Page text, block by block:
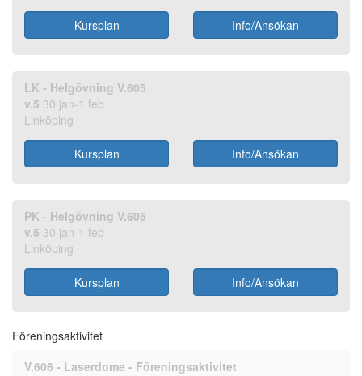
Kursplan Info/Ansökan
LK - Helgövning V.605
v.5 30 jan-1 feb
Linköping
Kursplan Info/Ansökan
PK - Helgövning V.605
v.5 30 jan-1 feb
Linköping
Kursplan Info/Ansökan
Föreningsaktivitet
V.606 - Laserdome - Föreningsaktivitet